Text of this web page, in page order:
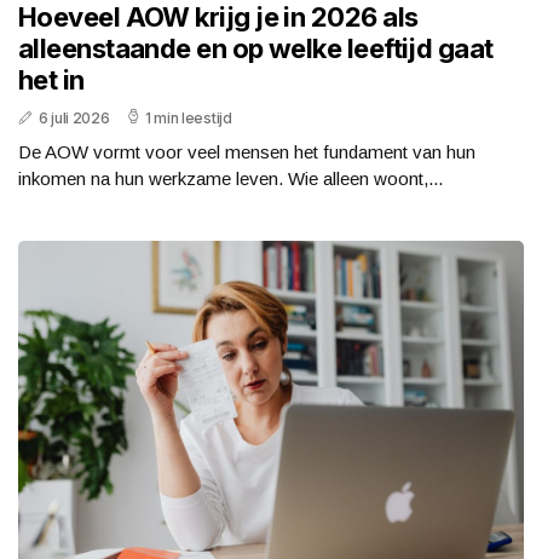
Hoeveel AOW krijg je in 2026 als
alleenstaande en op welke leeftijd gaat
het in
6 juli 2026 1 min leestijd
De AOW vormt voor veel mensen het fundament van hun
inkomen na hun werkzame leven. Wie alleen woont,...